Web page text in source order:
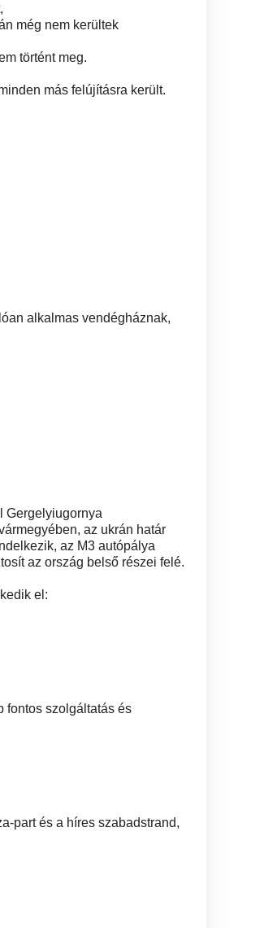
még nem kerültek
történt meg.
más felújításra került.
alkalmas vendégháznak,
Gergelyiugornya
az ukrán határ
az M3 autópálya
az ország belső részei felé.
el:
fontos szolgáltatás és
part és a híres szabadstrand,